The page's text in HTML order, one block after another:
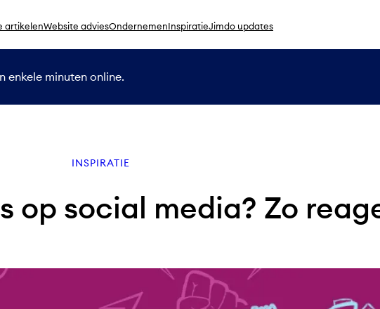
artikelenWebsite adviesOndernemenInspiratieJimdo updates
enkele minuten online.
INSPIRATIE
op social media? Zo